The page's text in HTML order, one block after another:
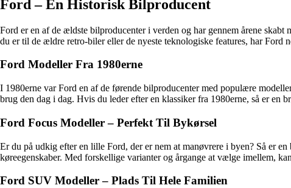
Ford – En Historisk Bilproducent
Ford er en af de ældste bilproducenter i verden og har gennem årene
du er til de ældre retro-biler eller de nyeste teknologiske features, har Ford
Ford Modeller Fra 1980erne
I 1980erne var Ford en af de førende bilproducenter med populære
brug den dag i dag. Hvis du leder efter en klassiker fra 1980erne, så er en
Ford Focus Modeller – Perfekt Til Bykørsel
Er du på udkig efter en lille Ford, der er nem at manøvrere i byen? Så er
køreegenskaber. Med forskellige varianter og årgange at vælge imellem,
Ford SUV Modeller – Plads Til Hele Familien